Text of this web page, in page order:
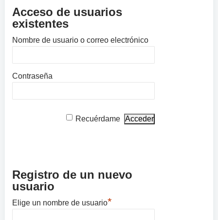
Acceso de usuarios
existentes
Nombre de usuario o correo electrónico
Contraseña
Recuérdame
Registro de un nuevo
usuario
Elige un nombre de usuario*